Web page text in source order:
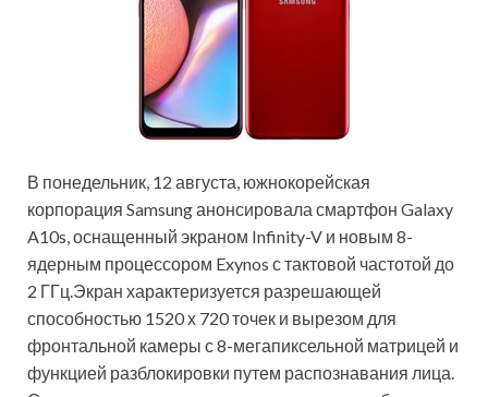
В понедельник, 12 августа, южнокорейская
корпорация Samsung анонсировала смартфон Galaxy
A10s, оснащенный экраном Infinity-V и новым 8-
ядерным процессором Exynos с тактовой частотой до
2 ГГц.Экран характеризуется разрешающей
способностью 1520 х 720 точек и вырезом для
фронтальной камеры с 8-мегапиксельной матрицей и
функцией разблокировки путем распознавания лица.